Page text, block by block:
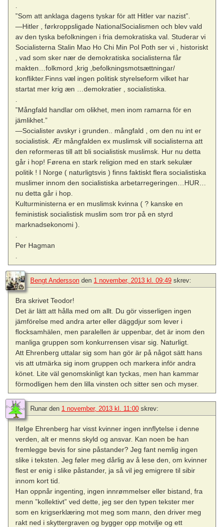
”Som att anklaga dagens tyskar för att Hitler var nazist”.
—Hitler , førkroppsligade NationalSocialismen och blev vald
av den tyska befolkningen i fria demokratiska val. Studerar vi
Socialisterna Stalin Mao Ho Chi Min Pol Poth ser vi , historiskt
, vad som sker nær de demokratiska socialisterna får
makten…folkmord ,krig ,befolkningsmotsættningar/
konflikter.Finns væl ingen politisk styrelseform vilket har
startat mer krig æn …demokratier , socialistiska.
”Mångfald handlar om olikhet, men inom ramarna för en
jämlikhet.”
—Socialister avskyr i grunden.. mångfald , om den nu int er
socialistisk. Ær mångfalden ex muslimsk vill socialisterna att
den reformeras till att bli socialistisk muslimsk. Hur nu detta
går i hop! Førena en stark religion med en stark sekulær
politik ! I Norge ( naturligtsvis ) finns faktiskt flera socialistiska
muslimer innom den socialistiska arbetarregeringen…HUR…
nu detta går i hop.
Kulturministerna er en muslimsk kvinna ( ? kanske en
feministisk socialistisk muslim som tror på en styrd
marknadsekonomi ).
Per Hagman
Bengt Andersson den 1 november, 2013 kl. 09:49 skrev:
Bra skrivet Teodor!
Det är lätt att hålla med om allt. Du gör visserligen ingen
jämförelse med andra arter eller däggdjur som lever i
flocksamhälen, men paralellen är uppenbar, det är inom den
manliga gruppen som konkurrensen visar sig. Naturligt.
Att Ehrenberg uttalar sig som han gör är på något sätt hans
vis att utmärka sig inom gruppen och markera inför andra
könet. Lite väl genomskinligt kan tyckas, men han kammar
förmodligen hem den lilla vinsten och sitter sen och myser.
Runar den 1 november, 2013 kl. 11:00 skrev:
Ifølge Ehrenberg har visst kvinner ingen innflytelse i denne
verden, alt er menns skyld og ansvar. Kan noen be han
fremlegge bevis for sine påstander? Jeg fant nemlig ingen
slike i teksten. Jeg føler meg dårlig av å lese den, om kvinner
flest er enig i slike påstander, ja så vil jeg emigrere til sibir
innom kort tid.
Han oppnår ingenting, ingen innrømmelser eller bistand, fra
menn ”kollektivt” ved dette, jeg ser den typen tekster mer
som en krigserklæring mot meg som mann, den driver meg
rakt ned i skyttergraven og bygger opp motvilje og ett